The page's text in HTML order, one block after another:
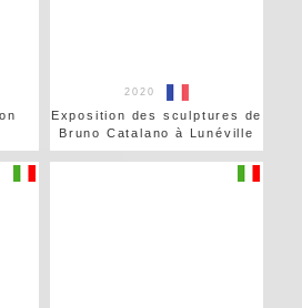
2020
Exposition des sculptures de
Bruno Catalano à Lunéville